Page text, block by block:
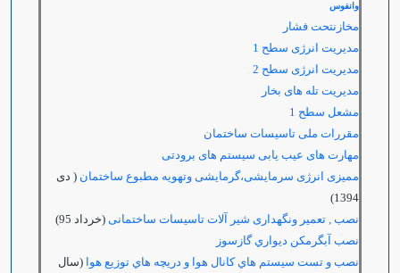
وانفوس
مخازنتحت فشار
مدیریت انرژی سطح 1
مدیریت انرژی سطح 2
مدیریت تله های بخار
مشعل سطح 1
مقررات ملی تاسیسات ساختمان
مهارت های عیب یابی سیستم های برودتی
ممیزی انرژی سرمایشی،گرمایشی وتهویه مطبوع ساختمان ( دی
1394)
نصب , تعمیر ونگهداری شیر آلات تاسیسات ساختمانی (خرداد 95)
نصب آبگرمكن ديواري گازسوز
نصب و تست سيستم هاي كانال هوا و دريچه هاي توزيع هوا (سال